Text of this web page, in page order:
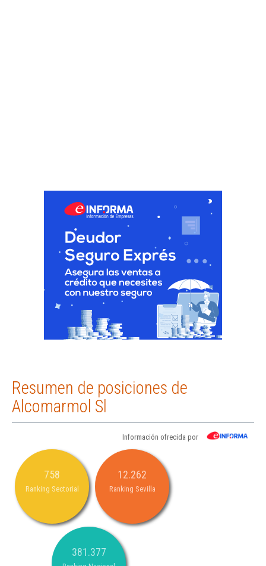
Resumen de posiciones de
Alcomarmol Sl
Información ofrecida por
758
Ranking Sectorial
12.262
Ranking Sevilla
381.377